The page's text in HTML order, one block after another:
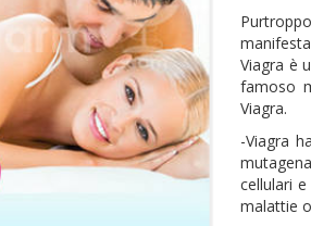
Viagra è
famoso
Viagra.
-Viagra
cellulari
malattie